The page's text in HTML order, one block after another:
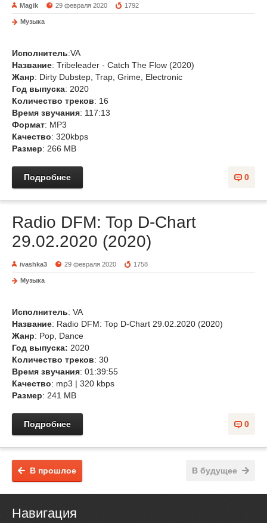
Magik 29 февраля 2020 1792
Музыка
Исполнитель:VA
Название: Tribeleader - Catch The Flow (2020)
Жанр: Dirty Dubstep, Trap, Grime, Electronic
Год выпуска: 2020
Количество треков: 16
Время звучания: 117:13
Формат: MP3
Качество: 320kbps
Размер: 266 MB
0
Подробнее
Radio DFM: Top D-Chart
29.02.2020 (2020)
ivashka3 29 февраля 2020 1758
Музыка
Исполнитель: VA
Название: Radio DFM: Top D-Chart 29.02.2020 (2020)
Жанр: Pop, Dance
Год выпуска: 2020
Количество треков: 30
Время звучания: 01:39:55
Качество: mp3 | 320 kbps
Размер: 241 MB
0
Подробнее
В будущее
В прошлое
Навигация